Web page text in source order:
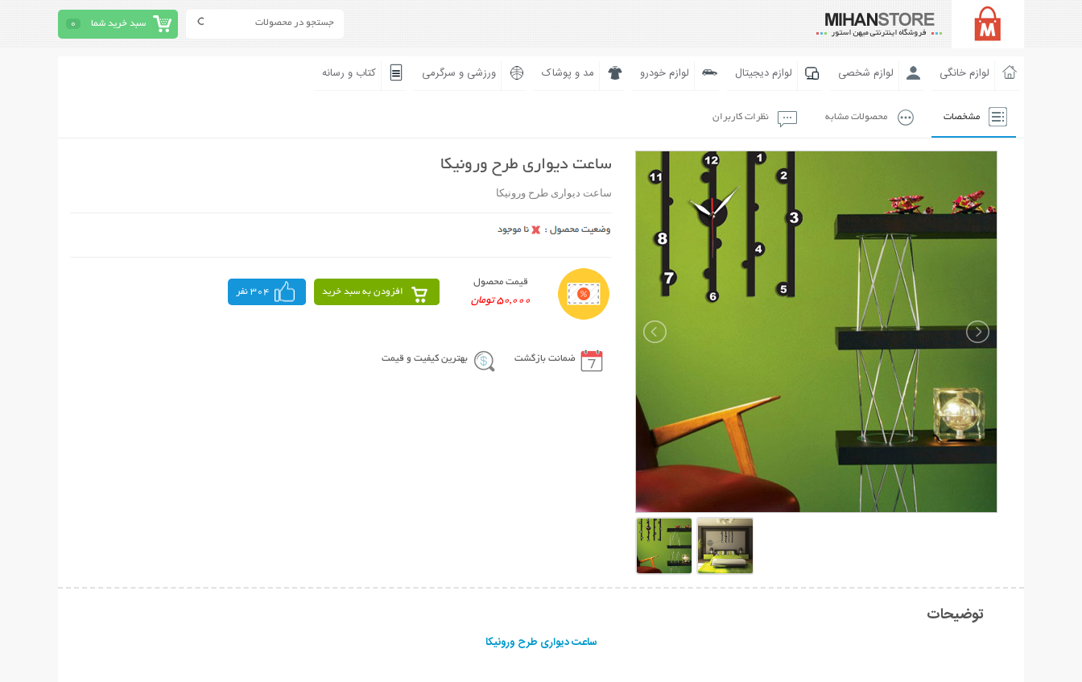
سبد خرید شما 0
لوازم خانگی لوازم شخصی لوازم دیجیتال لوازم خودرو مد و پوشاک ورزشی و سرگرمی کتاب و رسانه
مشخصات محصولات مشابه نظرات کاربران
ساعت دیواری طرح ورونیکا
ساعت دیواری طرح ورونیکا
قیمت محصول
50,000 تومان
افزودن به سبد خرید 304 نفر
ضمانت بازگشت بهترین کیفیت و قیمت
توضیحات
ساعت دیواری طرح ورونیکا